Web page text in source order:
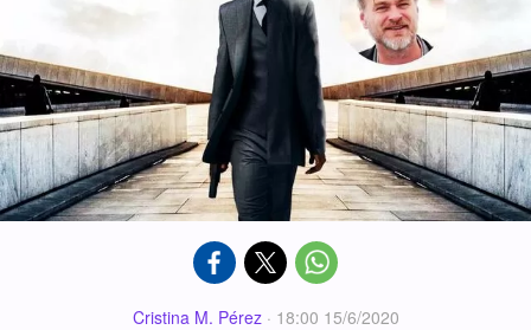
Cristina M. Pérez· 18:00 15/6/2020